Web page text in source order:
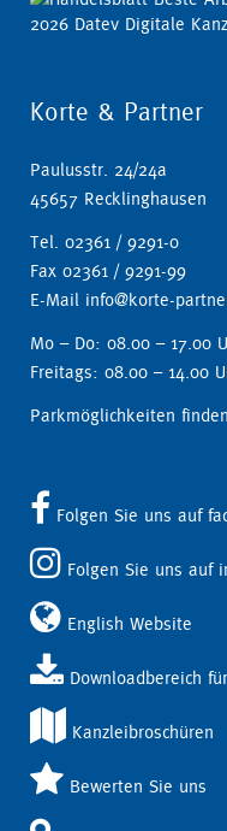
Korte & Partner
Paulusstr. 24/24a
45657 Recklinghausen
Tel. 02361 / 9291-0
Fax 02361 / 9291-99
E-Mail info@korte-
Mo – Do: 08.00 – 17.00
Freitags: 08.00 – 14.00
Parkmöglichkeiten
Folgen Sie uns auf
Folgen Sie uns auf
English Website
Downloadbereich
Kanzleibroschüren
Bewerten Sie uns